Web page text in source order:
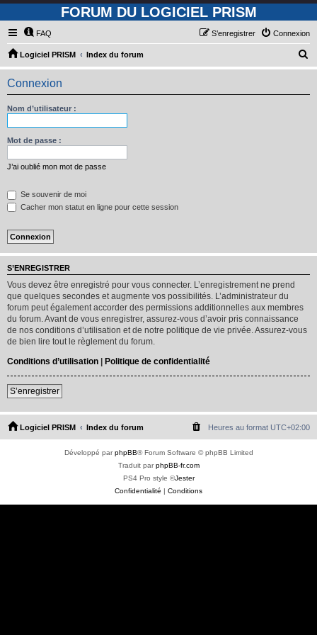
FORUM DU LOGICIEL PRISM
FAQ Connexion
S’enregistrer
Logiciel PRISM Index du forum
e
Connexion
Nom d’utilisateur :
Mot de passe :
J’ai oublié mon mot de passe
Se souvenir de moi
Cacher mon statut en ligne pour cette session
S’ENREGISTRER
Vous devez être enregistré pour vous connecter. L’enregistrement ne prend
que quelques secondes et augmente vos possibilités. L’administrateur du
forum peut également accorder des permissions additionnelles aux membres
du forum. Avant de vous enregistrer, assurez-vous d’avoir pris connaissance
de nos conditions d’utilisation et de notre politique de vie privée. Assurez-vous
de bien lire tout le règlement du forum.
Conditions d’utilisation | Politique de confidentialité
S’enregistrer
Logiciel PRISM Index du forum Heures au format UTC+02:00
Développé parphpBB® Forum Software © phpBB Limited
Traduit parphpBB-fr.com
PS4 Pro style ©Jester
Confidentialité | Conditions